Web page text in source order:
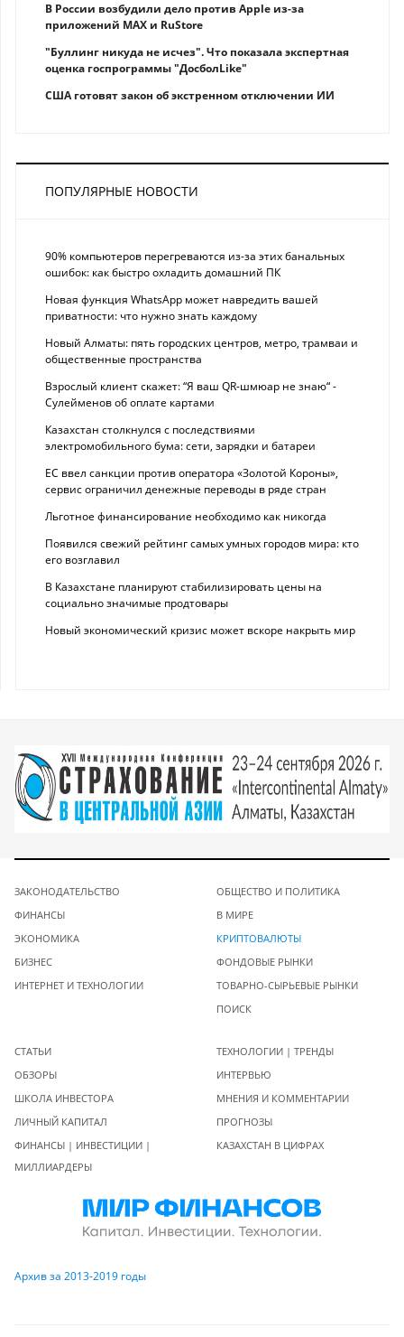
В России возбудили дело против Apple из-за
приложений MAX и RuStore
"Буллинг никуда не исчез". Что показала экспертная
оценка госпрограммы "ДосболLike"
США готовят закон об экстренном отключении ИИ
ПОПУЛЯРНЫЕ НОВОСТИ
90% компьютеров перегреваются из-за этих банальных
ошибок: как быстро охладить домашний ПК
Новая функция WhatsApp может навредить вашей
приватности: что нужно знать каждому
Новый Алматы: пять городских центров, метро, трамваи и
общественные пространства
Взрослый клиент скажет: “Я ваш QR-шмюар не знаю“ -
Сулейменов об оплате картами
Казахстан столкнулся с последствиями
электромобильного бума: сети, зарядки и батареи
ЕС ввел санкции против оператора «Золотой Короны»,
сервис ограничил денежные переводы в ряде стран
Льготное финансирование необходимо как никогда
Появился свежий рейтинг самых умных городов мира: кто
его возглавил
В Казахстане планируют стабилизировать цены на
социально значимые продтовары
Новый экономический кризис может вскоре накрыть мир
ЗАКОНОДАТЕЛЬСТВО
ФИНАНСЫ
ЭКОНОМИКА
БИЗНЕС
ИНТЕРНЕТ И ТЕХНОЛОГИИ
ОБЩЕСТВО И ПОЛИТИКА
В МИРЕ
КРИПТОВАЛЮТЫ
ФОНДОВЫЕ РЫНКИ
ТОВАРНО-СЫРЬЕВЫЕ РЫНКИ
ПОИСК
СТАТЬИ
ОБЗОРЫ
ШКОЛА ИНВЕСТОРА
ЛИЧНЫЙ КАПИТАЛ
ФИНАНСЫ | ИНВЕСТИЦИИ |
МИЛЛИАРДЕРЫ
ТЕХНОЛОГИИ | ТРЕНДЫ
ИНТЕРВЬЮ
МНЕНИЯ И КОММЕНТАРИИ
ПРОГНОЗЫ
КАЗАХСТАН В ЦИФРАХ
Архив за 2013-2019 годы